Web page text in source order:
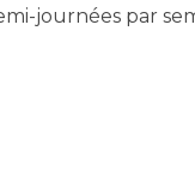
journées par